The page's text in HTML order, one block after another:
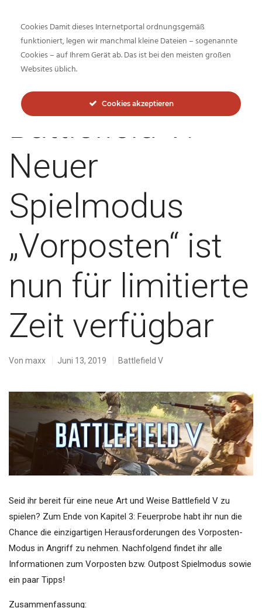
Inside-Network.net
Battlefield V:
Neuer
Spielmodus
„Vorposten“ ist
nun für limitierte
Zeit verfügbar
Von maxx Juni 13, 2019 Battlefield V
Seid ihr bereit für eine neue Art und Weise Battlefield V zu
spielen? Zum Ende von Kapitel 3: Feuerprobe habt ihr nun die
Chance die einzigartigen Herausforderungen des Vorposten-
Modus in Angriff zu nehmen. Nachfolgend findet ihr alle
Informationen zum Vorposten bzw. Outpost Spielmodus sowie
ein paar Tipps!
Zusammenfassung:
Cookies Damit dieses Internetportal ordnungsgemäß
funktioniert, legen wir manchmal kleine Dateien – sogenannte
Cookies – auf Ihrem Gerät ab. Das ist bei den meisten großen
Websites üblich.
Cookies akzeptieren